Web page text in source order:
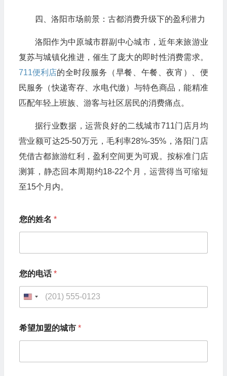
四、洛阳市场前景：古都消费升级下的盈利潜力
洛阳作为中原城市群副中心城市，近年来旅游业
复苏与城镇化推进，催生了庞大的即时性消费需求。
711便利店的全时段服务（早餐、午餐、夜宵）、便
民服务（快递寄存、水电代缴）与特色商品，能精准
匹配年轻上班族、游客与社区居民的消费痛点。
据行业数据，运营良好的二线城市711门店月均
营业额可达25-50万元，毛利率28%-35%，洛阳门店
凭借古都旅游红利，盈利空间更为可观。按标准门店
测算，静态回本周期约18-22个月，运营得当可缩短
至15个月内。
您的姓名 *
您
的
电
的
电
话
您的电话*
U
i
e
希望加盟的城市 *